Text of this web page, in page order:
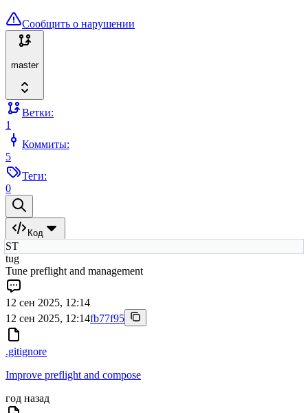
Сообщить о нарушении
master
Ветки:
1
Коммиты:
5
Теги:
0
Код
ST
tug
Tune preflight and management
12 сен 2025, 12:14
12 сен 2025, 12:14fb77f95
.gitignore
Improve preflight and compose
год назад